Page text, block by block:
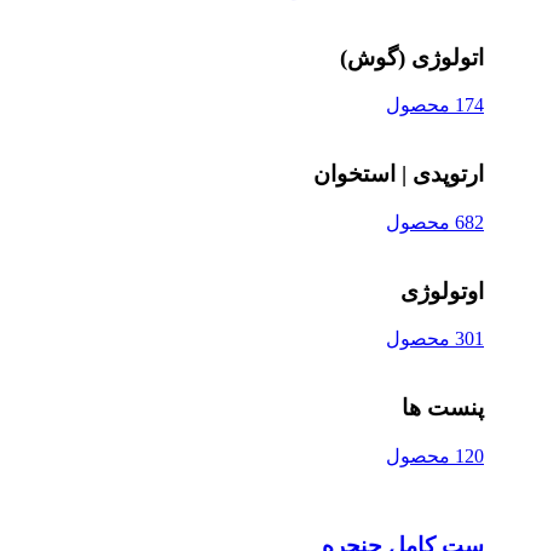
اتولوژی (گوش)
174 محصول
ارتوپدی | استخوان
682 محصول
اوتولوژی
301 محصول
پنست ها
120 محصول